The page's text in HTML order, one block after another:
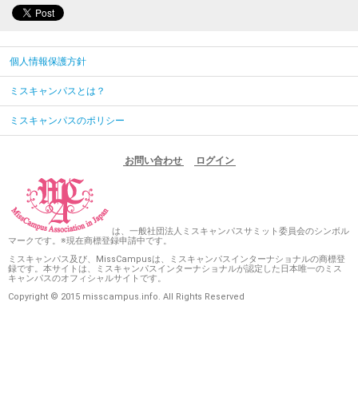
個人情報保護方針
ミスキャンパスとは？
ミスキャンパスのポリシー
お問い合わせ ログイン
は、一般社団法人ミスキャンパスサミット委員会のシンボル
マークです。※現在商標登録申請中です。
ミスキャンパス及び、MissCampusは、ミスキャンパスインターナショナルの商標登
録です。本サイトは、ミスキャンパスインターナショナルが認定した日本唯一のミス
キャンパスのオフィシャルサイトです。
Copyright © 2015 misscampus.info. All Rights Reserved